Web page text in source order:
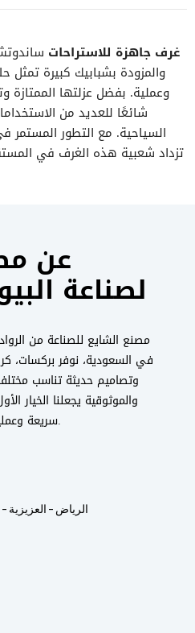
غرف جاهزة للاستراحات
والمزودة بشبابيك كبيرة تمثل
وعملية. بفضل عزلتها الممتازة
شائعًا للعديد من
السياحية. مع التطور المستمر
تزداد شعبية هذه الغرف في
عن
لصناعة
مصنع الشايع للصناعة من
في السعودية، نوفر بركسات،
وتصاميم حديثة تناسب مختلف
والموثوقية يجعلنا الخيار
سريعة وعملية في عالم البيوت الجاهزة.
الرياض - العزيزية -